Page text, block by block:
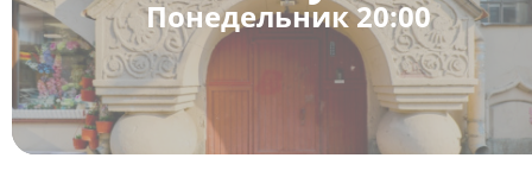
Понедельник 20:00